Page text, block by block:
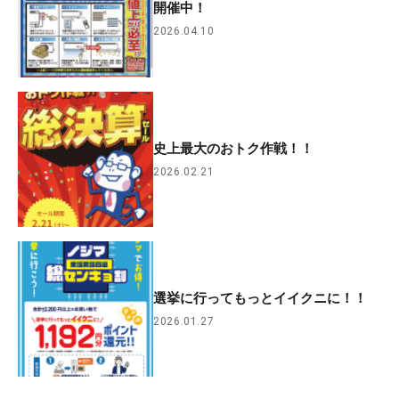
開催中！
2026.04.10
史上最大のおトク作戦！！
2026.02.21
選挙に行ってもっとイイクニに！！
2026.01.27